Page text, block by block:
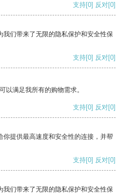
支持[0] 反对[0]
们带来了无限的隐私保护和安全性保
支持[0] 反对[0]
以满足我所有的购物需求。
支持[0] 反对[0]
提供最高速度和安全性的连接，并帮
支持[0] 反对[0]
们带来了无限的隐私保护和安全性保